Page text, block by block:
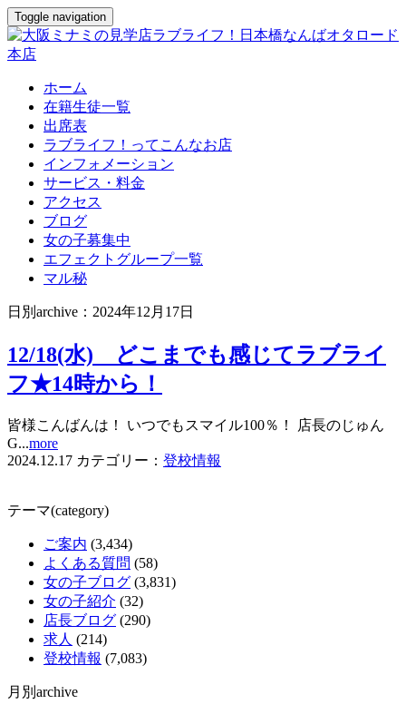
Toggle navigation
ホーム
在籍生徒一覧
出席表
ラブライフ！ってこんなお店
インフォメーション
サービス・料金
アクセス
ブログ
女の子募集中
エフェクトグループ一覧
マル秘
日別archive：2024年12月17日
12/18(水) どこまでも感じてラブライ
フ★14時から！
皆様こんばんは！ いつでもスマイル100％！ 店長のじゅん
G...more
2024.12.17 カテゴリー： 登校情報
テーマ(category)
ご案内 (3,434)
よくある質問 (58)
女の子ブログ (3,831)
女の子紹介 (32)
店長ブログ (290)
求人 (214)
登校情報 (7,083)
月別archive